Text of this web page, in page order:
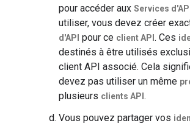
pour accéder aux Services
utiliser, vous devez créer
d'API pour ce client API . Ces
destinés à être utilisés
client API associé. Cela
devez pas utiliser un même
plusieurs clients API .
Vous pouvez partager vos